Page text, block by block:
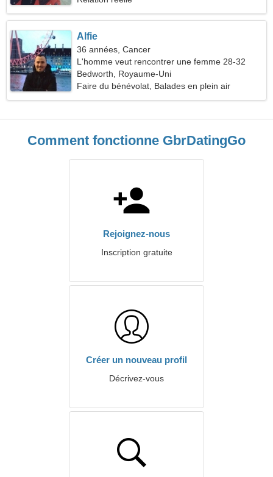
Alfie
36 années, Cancer
L'homme veut rencontrer une femme 28-32
Bedworth, Royaume-Uni
Faire du bénévolat, Balades en plein air
Comment fonctionne GbrDatingGo
Rejoignez-nous
Inscription gratuite
Créer un nouveau profil
Décrivez-vous